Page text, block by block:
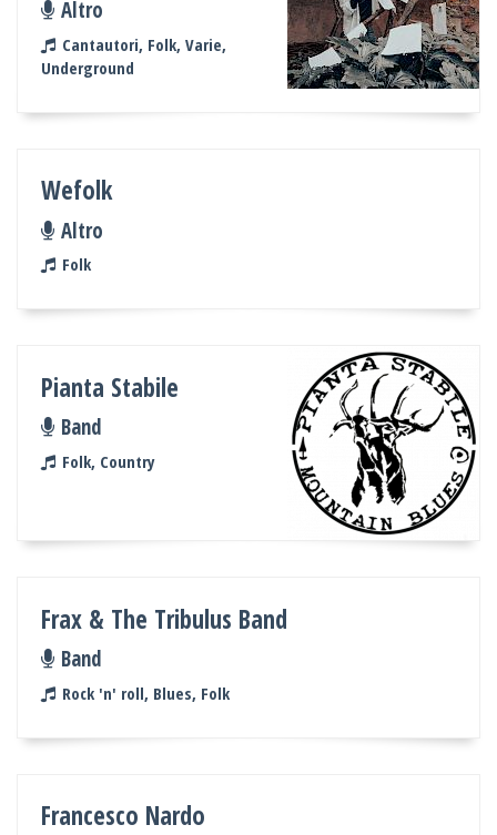
Altro
Cantautori, Folk, Varie,
Underground
Wefolk
Altro
Folk
Pianta Stabile
Band
Folk, Country
Frax & The Tribulus Band
Band
Rock 'n' roll, Blues, Folk
Francesco Nardo